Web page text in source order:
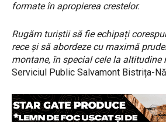
formate în apropierea crestelor.
Rugăm turiștii să fie echipați
rece și să abordeze cu maximă
montane, în special cele la altitudine
Serviciul Public Salvamont Bistrița-